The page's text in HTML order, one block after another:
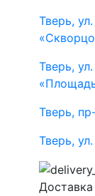
Тверь,
Тверь,
Тверь,
Тверь,